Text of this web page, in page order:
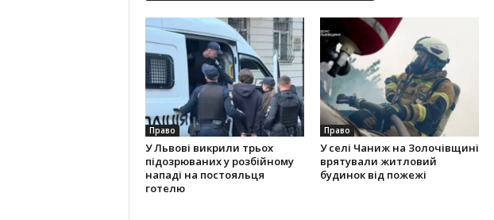
Право
У Львові викрили трьох
підозрюваних у розбійному
нападі на постояльця
готелю
Право
У селі Чаниж на Золочівщині
врятували житловий
будинок від пожежі